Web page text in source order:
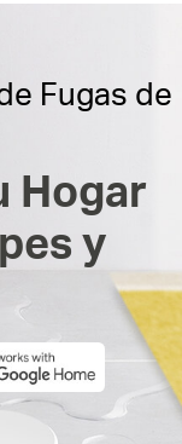
Fugas de
Hogar
y